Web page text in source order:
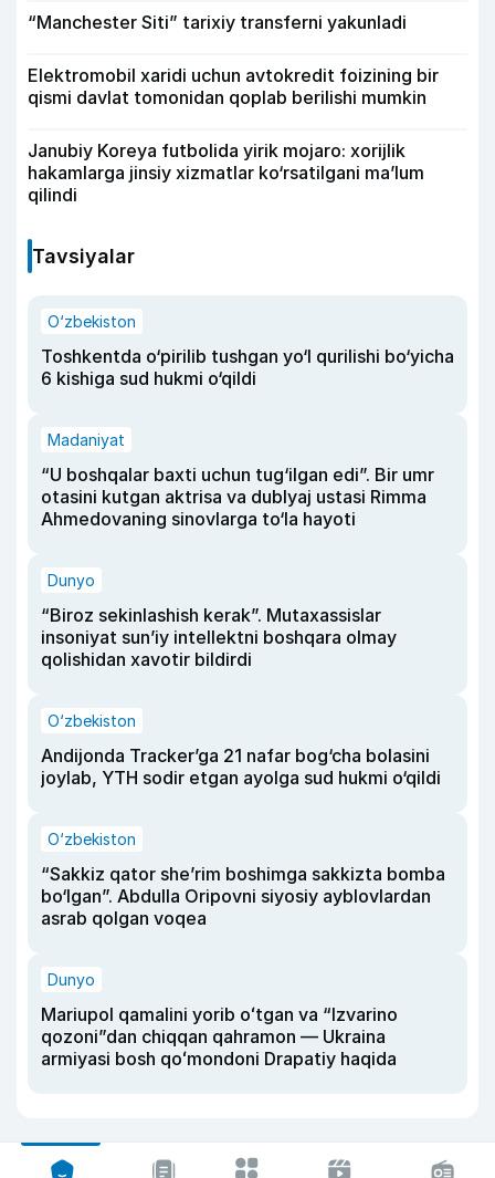
“Manchester Siti” tarixiy transferni yakunladi
Elektromobil xaridi uchun avtokredit foizining bir
qismi davlat tomonidan qoplab berilishi mumkin
Janubiy Koreya futbolida yirik mojaro: xorijlik
hakamlarga jinsiy xizmatlar ko‘rsatilgani ma’lum
qilindi
Tavsiyalar
O‘zbekiston
Toshkentda o‘pirilib tushgan yo‘l qurilishi bo‘yicha
6 kishiga sud hukmi o‘qildi
Madaniyat
“U boshqalar baxti uchun tug‘ilgan edi”. Bir umr
otasini kutgan aktrisa va dublyaj ustasi Rimma
Ahmedovaning sinovlarga to‘la hayoti
Dunyo
“Biroz sekinlashish kerak”. Mutaxassislar
insoniyat sun’iy intellektni boshqara olmay
qolishidan xavotir bildirdi
O‘zbekiston
Andijonda Tracker’ga 21 nafar bog‘cha bolasini
joylab, YTH sodir etgan ayolga sud hukmi o‘qildi
O‘zbekiston
“Sakkiz qator she’rim boshimga sakkizta bomba
bo‘lgan”. Abdulla Oripovni siyosiy ayblovlardan
asrab qolgan voqea
Dunyo
Mariupol qamalini yorib oʻtgan va “Izvarino
qozoni”dan chiqqan qahramon — Ukraina
armiyasi bosh qoʻmondoni Drapatiy haqida